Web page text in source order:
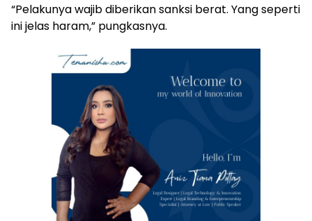
“Pelakunya wajib diberikan sanksi berat. Yang seperti
ini jelas haram,” pungkasnya.